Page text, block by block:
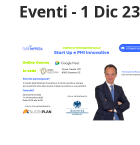
Eventi - 1 Dic 23